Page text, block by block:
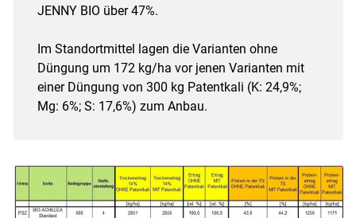
JENNY BIO über 47%.
Im Standortmittel lagen die Varianten ohne
Düngung um 172 kg/ha vor jenen Varianten mit
einer Düngung von 300 kg Patentkali (K: 24,9%;
Mg: 6%; S: 17,6%) zum Anbau.